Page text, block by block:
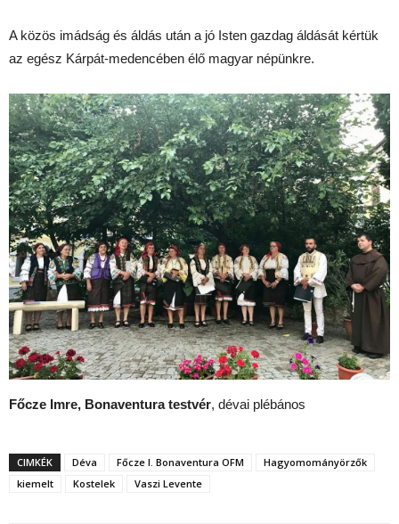
A közös imádság és áldás után a jó Isten gazdag áldását kértük
az egész Kárpát-medencében élő magyar népünkre.
Főcze Imre, Bonaventura testvér, dévai plébános
CIMKÉK Déva Főcze I. Bonaventura OFM
Hagyomományörzők
kiemelt
Kostelek Vaszi Levente